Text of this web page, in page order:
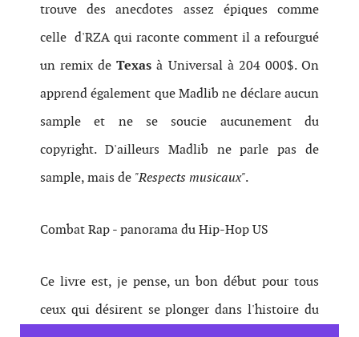
trouve des anecdotes assez épiques comme
celle d'RZA qui raconte comment il a refourgué
un remix deTexas à Universal à 204 000$. On
apprend également que Madlib ne déclare aucun
sample et ne se soucie aucunement du
copyright. D'ailleurs Madlib ne parle pas de
sample, mais de "Respects musicaux".
Combat Rap - panorama du Hip-Hop US
Ce livre est, je pense, un bon début pour tous
ceux qui désirent se plonger dans l'histoire du